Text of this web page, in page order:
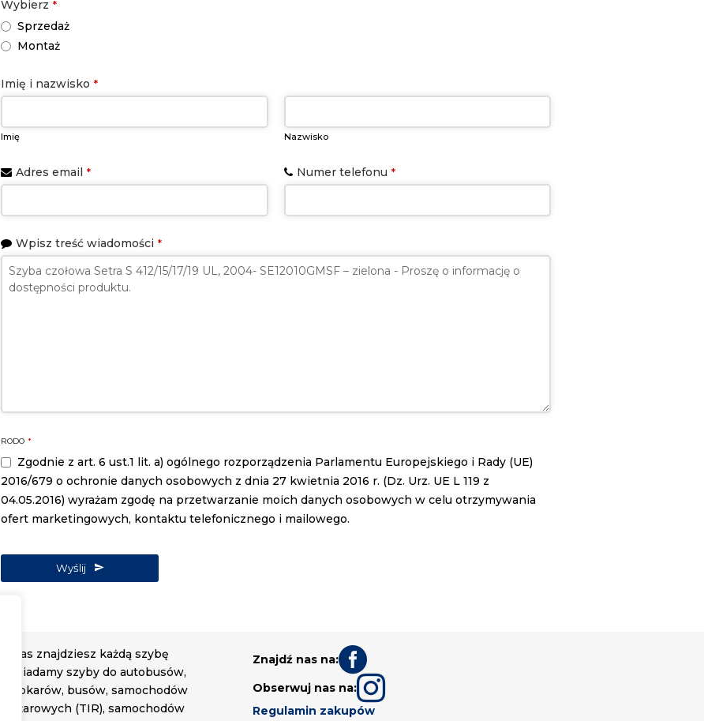
Wybierz *
Sprzedaż
Montaż
Email *
Imię i nazwisko *
Imię Nazwisko
Adres email * Numer telefonu *
Wpisz treść wiadomości *
RODO *
Zgodnie z art. 6 ust.1 lit. a) ogólnego rozporządzenia Parlamentu Europejskiego i Rady (UE)
2016/679 o ochronie danych osobowych z dnia 27 kwietnia 2016 r. (Dz. Urz. UE L 119 z
04.05.2016) wyrażam zgodę na przetwarzanie moich danych osobowych w celu otrzymywania
ofert marketingowych, kontaktu telefonicznego i mailowego.
Wyślij
U nas znajdziesz każdą szybę
Posiadamy szyby do autobusów,
autokarów, busów, samochodów
ciężarowych (TIR), samochodów
Znajdź nas na:
Obserwuj nas na:
Regulamin zakupów